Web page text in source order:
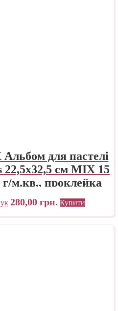
для пастелі
22,5х32,5 см MIX 15
г/м.кв., проклейка
280,00 грн. Купити